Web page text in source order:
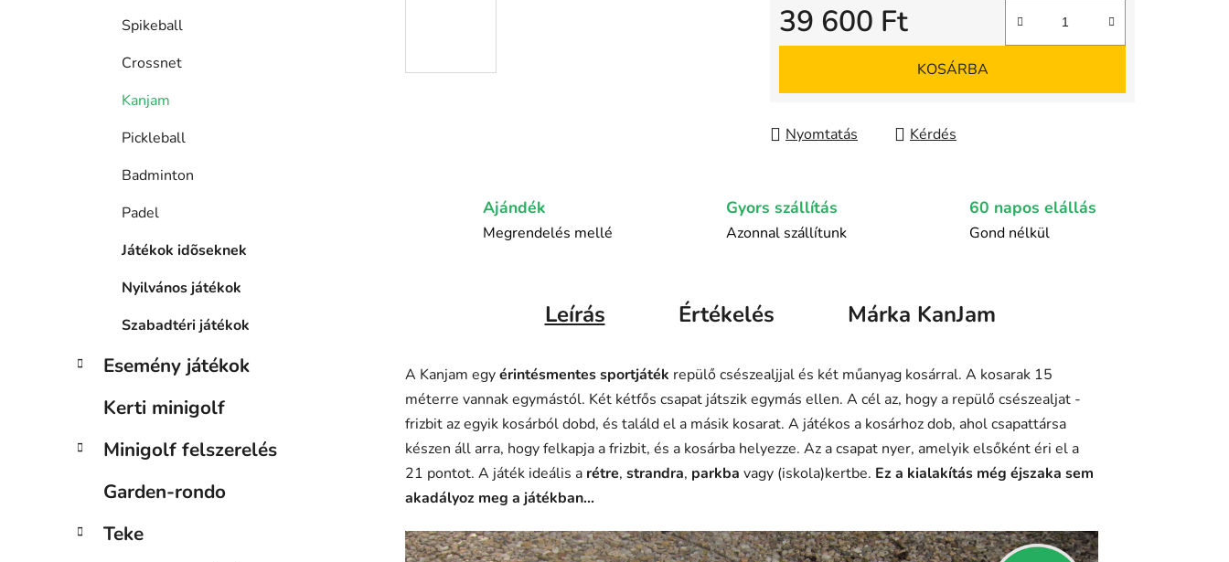
Spikeball
Crossnet
Kanjam
Pickleball
Badminton
Padel
Játékok idõseknek
Nyilvános játékok
Szabadtéri játékok
Esemény játékok
Kerti minigolf
Minigolf felszerelés
Garden-rondo
Teke
39 600 Ft
Egységár:
KOSÁRBA
Nyomtatás Kérdés
Ajándék
Megrendelés mellé
Gyors szállítás
Azonnal szállítunk
60 napos elállás
Gond nélkül
Leírás Értékelés Márka KanJam
A Kanjam egyérintésmentes sportjáték repülő csészealjjal és két műanyag kosárral. A kosarak 15
méterre vannak egymástól. Két kétfős csapat játszik egymás ellen. A cél az, hogy a repülő csészealjat -
frizbit az egyik kosárból dobd, és találd el a másik kosarat. A játékos a kosárhoz dob, ahol csapattársa
készen áll arra, hogy felkapja a frizbit, és a kosárba helyezze. Az a csapat nyer, amelyik elsőként éri el a
21 pontot. A játék ideális a rétre, strandra, parkba vagy (iskola)kertbe. Ez a kialakítás még éjszaka sem
akadályoz meg a játékban...